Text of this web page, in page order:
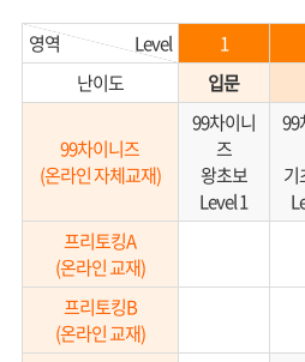
Level
영역 1
난이도
입문
99차이니즈
(온라인 자체교재)
99차이니
즈
왕초보
Level 1
99
기
프리토킹A
(온라인 교재)
프리토킹B
(온라인 교재)